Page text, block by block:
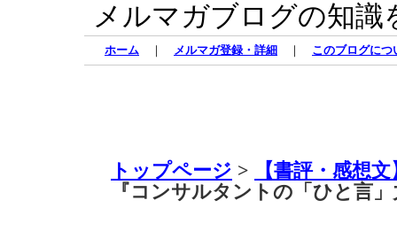
メルマガブログの知識
ホーム ｜ メルマガ登録・詳細 ｜ このブログにつ
トップページ >
【書評・感想
『コンサルタントの「ひと言